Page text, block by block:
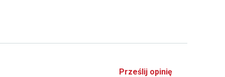
Prześlij opinię